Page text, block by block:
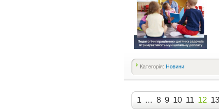
Категорія: Новини
1 ... 8 9 10 11 12 13